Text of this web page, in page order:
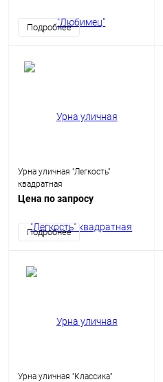
Подробнее
Урна уличная "Легкость"
квадратная
Цена по запросу
Подробнее
Урна уличная "Классика"